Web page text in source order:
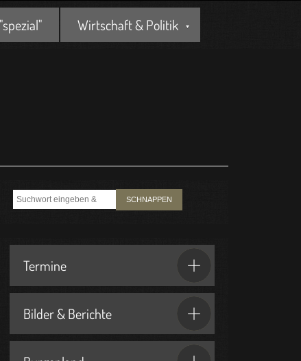
Wirtschaft & Politik
SCHNAPPEN
Termine
Bilder & Berichte